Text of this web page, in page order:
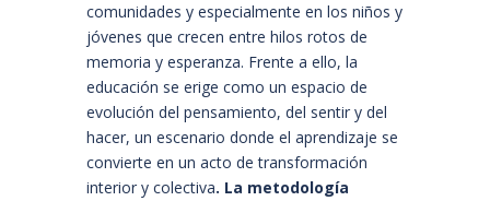
comunidades y especialmente en los niños y
jóvenes que crecen entre hilos rotos de
memoria y esperanza. Frente a ello, la
educación se erige como un espacio de
evolución del pensamiento, del sentir y del
hacer, un escenario donde el aprendizaje se
convierte en un acto de transformación
interior y colectiva. La metodología